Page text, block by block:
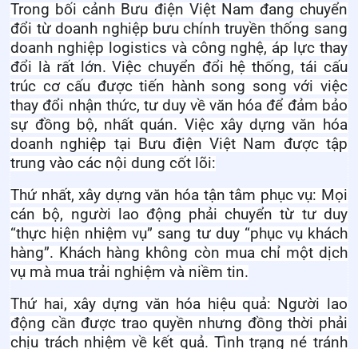
Trong bối cảnh Bưu điện Việt Nam đang chuyển
đổi từ doanh nghiệp bưu chính truyền thống sang
doanh nghiệp logistics và công nghệ, áp lực thay
đổi là rất lớn. Việc chuyển đổi hệ thống, tái cấu
trúc cơ cấu được tiến hành song song với việc
thay đổi nhận thức, tư duy về văn hóa để đảm bảo
sự đồng bộ, nhất quán. Việc xây dựng văn hóa
doanh nghiệp tại Bưu điện Việt Nam được tập
trung vào các nội dung cốt lõi:
Thứ nhất, xây dựng văn hóa tận tâm phục vụ: Mọi
cán bộ, người lao động phải chuyển từ tư duy
“thực hiện nhiệm vụ” sang tư duy “phục vụ khách
hàng”. Khách hàng không còn mua chỉ một dịch
vụ mà mua trải nghiệm và niềm tin.
Thứ hai, xây dựng văn hóa hiệu quả: Người lao
động cần được trao quyền nhưng đồng thời phải
chịu trách nhiệm về kết quả. Tình trạng né tránh